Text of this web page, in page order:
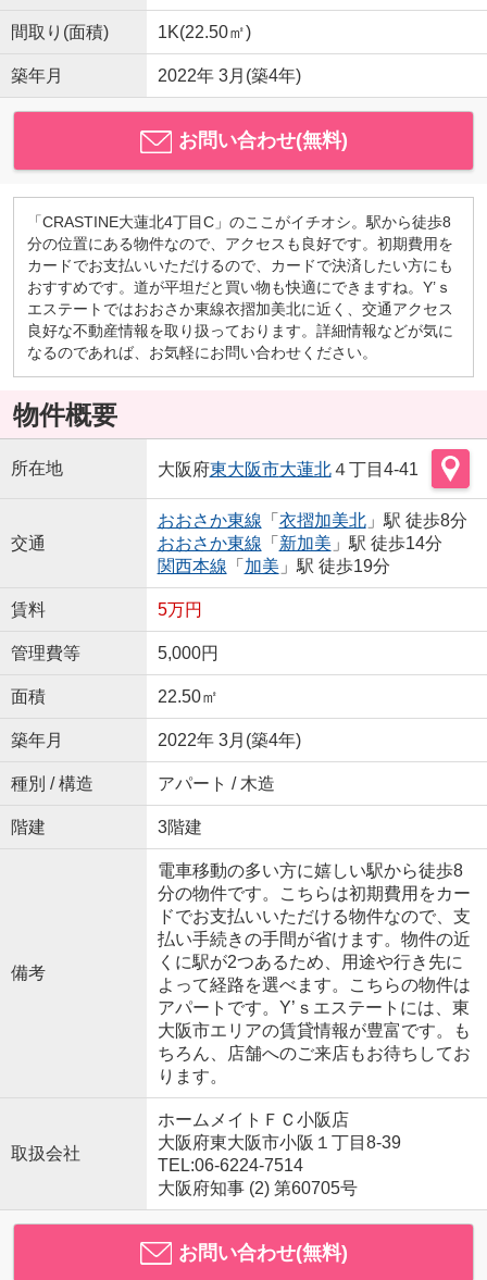
間取り(面積) 1K(22.50㎡)
築年月 2022年 3月(築4年)
お問い合わせ(無料)
「CRASTINE大蓮北4丁目C」のここがイチオシ。駅から徒歩8
分の位置にある物件なので、アクセスも良好です。初期費用を
カードでお支払いいただけるので、カードで決済したい方にも
おすすめです。道が平坦だと買い物も快適にできますね。Y’ｓ
エステートではおおさか東線衣摺加美北に近く、交通アクセス
良好な不動産情報を取り扱っております。詳細情報などが気に
なるのであれば、お気軽にお問い合わせください。
物件概要
所在地 大阪府東大阪市大蓮北４丁目4-41
交通
おおさか東線 「 衣摺加美北」駅 徒歩8分
おおさか東線 「 新加美 」駅 徒歩14分
関西本線 「 加美 」駅 徒歩19分
賃料 5万円
管理費等 5,000円
面積 22.50㎡
築年月 2022年 3月(築4年)
種別 / 構造 アパート / 木造
階建 3階建
備考
電車移動の多い方に嬉しい駅から徒歩8
分の物件です。こちらは初期費用をカー
ドでお支払いいただける物件なので、支
払い手続きの手間が省けます。物件の近
くに駅が2つあるため、用途や行き先に
よって経路を選べます。こちらの物件は
アパートです。Y’ｓエステートには、東
大阪市エリアの賃貸情報が豊富です。も
ちろん、店舗へのご来店もお待ちしてお
ります。
取扱会社
ホームメイトＦＣ小阪店
大阪府東大阪市小阪１丁目8-39
TEL:06-6224-7514
大阪府知事 (2) 第60705号
お問い合わせ(無料)